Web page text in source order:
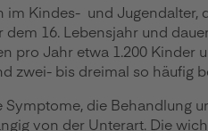
Kindes- und
16. Lebensjahr und
Jahr etwa 1.200 Kinder
zwei- bis dreimal so häufig
die Behandlung
von der Unterart. Die